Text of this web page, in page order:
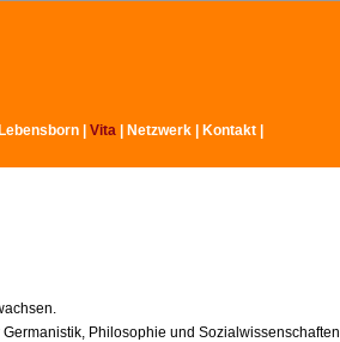
Lebensborn Vita Netzwerk Kontakt
Philosophie und Sozialwissenschaften